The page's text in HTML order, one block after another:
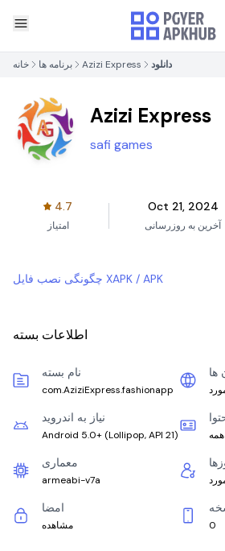
خانه برنامه ها Azizi Express دانلود
Azizi Express
safi games
4.7
امتیاز
Oct 21, 2024
آخرین به روزرسانی
چگونگی نصب فایل XAPK / APK
اطلاعات بسته
نام بسته
com.AziziExpress.fashionapp
ها
نیاز به اندروید
Android 5.0+ (Lollipop, API 21) همه
معماری
armeabi-v7a
امضا
مشاهده 0